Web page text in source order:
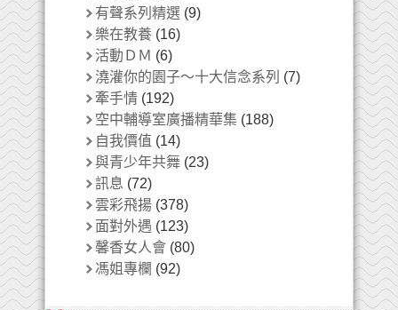
有聲系列精選 (9)
樂在教養 (16)
活動ＤＭ (6)
澆灌你的園子～十大信念系列 (7)
牽手情 (192)
空中輔導室廣播精華集 (188)
自我價值 (14)
與青少年共舞 (23)
訊息 (72)
雲彩飛揚 (378)
面對外遇 (123)
馨香女人會 (80)
馮姐專欄 (92)